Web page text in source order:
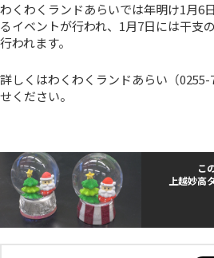
わくわくランドあらいでは年明け1月6
るイベントが行われ、1月7日には干支
行われます。
詳しくはわくわくランドあらい（
せください。
こ
上越妙高